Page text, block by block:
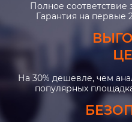
Полное соответствие
Гарантия на первые
На 30% дешевле, чем
популярных